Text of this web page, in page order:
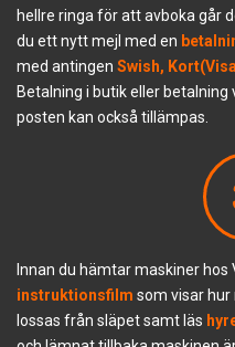
hellre ringa för att avboka går
du ett nytt mejl med en
med antingen Swish,
Betalning i butik eller
posten kan också tillämpas.
Innan du hämtar maskiner
instruktionsfilm som visar hur
lossas från släpet samt läs